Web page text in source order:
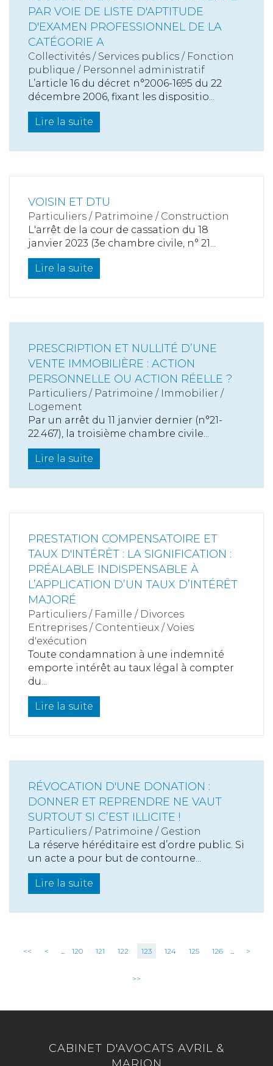
PAR VOIE DE LISTE D'APTITUDE
D'EXAMEN PROFESSIONNEL DE LA
CATÉGORIE A
Collectivités / Services publics / Fonction
publique / Personnel administratif
L’article 16 du décret n°2006-1695 du 22
décembre 2006, fixant les dispositio...
Lire la suite
VOISIN ET DTU
Particuliers / Patrimoine / Construction
L'arrêt de la cour de cassation du 18
janvier 2023 (3e chambre civile, n° 21...
Lire la suite
PRESCRIPTION ET NULLITÉ D’UNE
VENTE IMMOBILIÈRE : ACTION
PERSONNELLE OU ACTION RÉELLE ?
Particuliers / Patrimoine / Immobilier /
Logement
Par un arrêt du 11 janvier dernier (n°21-
22.467), la troisième chambre civile...
Lire la suite
PRESTATION COMPENSATOIRE ET
TAUX D'INTÉRÊT : LA SIGNIFICATION :
PRÉALABLE INDISPENSABLE À
L’APPLICATION D’UN TAUX D’INTÉRÊT
MAJORÉ
Particuliers / Famille / Divorces
Entreprises / Contentieux /Voies
d'exécution
Toute condamnation à une indemnité
emporte intérêt au taux légal à compter
du...
Lire la suite
RÉVOCATION D'UNE DONATION :
DONNER ET REPRENDRE NE VAUT
SURTOUT SI C’EST ILLICITE !
Particuliers / Patrimoine / Gestion
La réserve héréditaire est d’ordre public. Si
un acte a pour but de contourne...
Lire la suite
<< < 120 121 122 123 124 125 126 >
>>
CABINET D'AVOCATS AVRIL &